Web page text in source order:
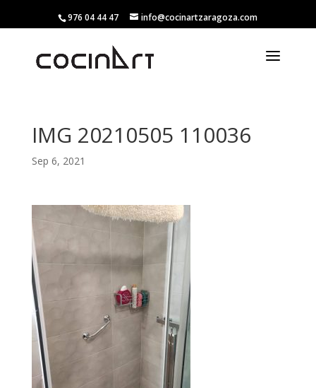
976 04 44 47 info@cocinartzaragoza.com
IMG 20210505 110036
Sep 6, 2021